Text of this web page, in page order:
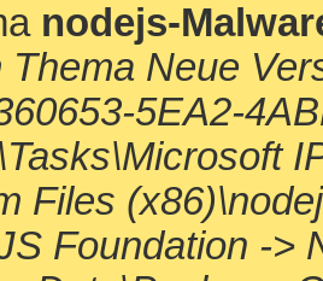
nodejs-
Thema Neue
5EA2-
Files
Foundation ->